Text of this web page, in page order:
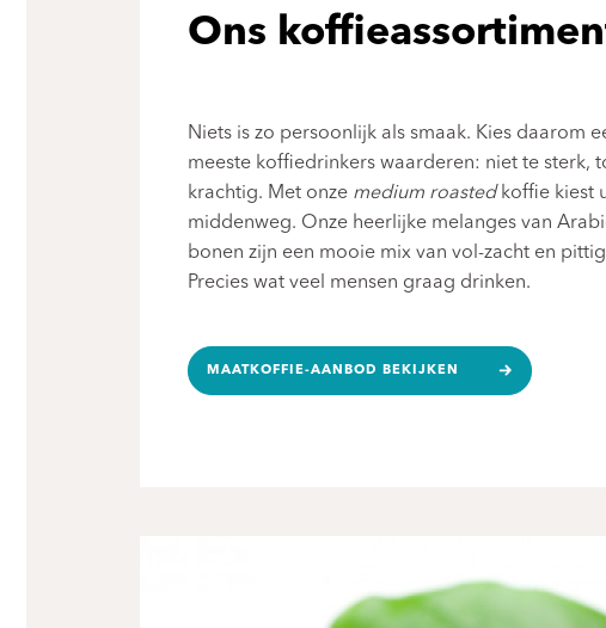
Ons
Niets is zo persoonlijk als smaak. Kies daarom
meeste koffiedrinkers waarderen: niet te sterk,
krachtig. Met onze medium roastedkoffie kiest
middenweg. Onze heerlijke melanges van
bonen zijn een mooie mix van vol-zacht en
Precies wat veel mensen graag drinken.
MAATKOFFIE-AANBOD BEKIJKEN